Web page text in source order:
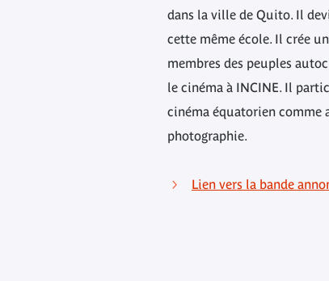
dans la ville de Quito. Il
cette même école. Il crée
membres des peuples
le cinéma à INCINE. Il
cinéma équatorien comme
photographie.
Lien vers la bande